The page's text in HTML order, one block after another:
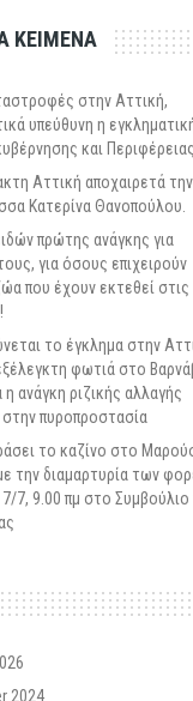
ΚΕΙΜΕΝΑ
στην Αττική,
υπεύθυνη η
και Περιφέρειας
Αττική αποχαιρετά την
Κατερίνα Θανοπούλου.
πρώτης ανάγκης για
για όσους επιχειρούν
που έχουν εκτεθεί στις
το έγκλημα στην
φωτιά στο
η ανάγκη ριζικής αλλαγής
στην πυροπροστασία
το καζίνο στο
την διαμαρτυρία των
7, 9.00 πμ στο Συμβούλιο
2024